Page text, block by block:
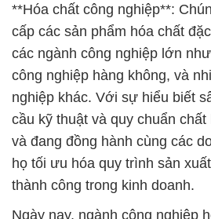
**Hóa chất công nghiệp**:
cấp các sản phẩm hóa chất
các ngành công nghiệp lớn
công nghiệp hàng không, và
nghiệp khác. Với sự hiểu biết
cầu kỹ thuật và quy chuẩn
và đang đồng hành cùng các
họ tối ưu hóa quy trình sản
thành công trong kinh doanh.
Ngày nay, ngành công nghiệp